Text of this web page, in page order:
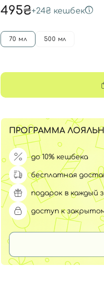
495₴+24₴ кешбек
70 мл 500 мл
ПРОГРАММА
до 10% кешбека
бесплатная
подарок в каждый
доступ к